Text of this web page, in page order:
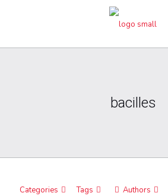
bacilles
Categories Tags Authors